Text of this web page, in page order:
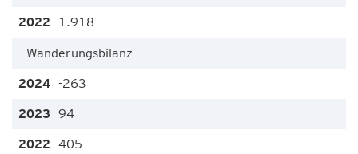
1.918
Wanderungsbilanz
-263
94
405